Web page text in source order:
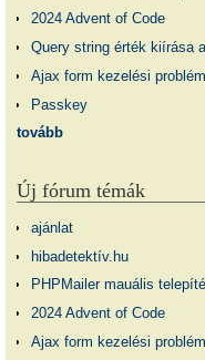
2024 Advent of Code
Query string érték kiírása
Ajax form kezelési
Passkey
tovább
Új fórum témák
ajánlat
hibadetektív.hu
PHPMailer mauális
2024 Advent of Code
Ajax form kezelési